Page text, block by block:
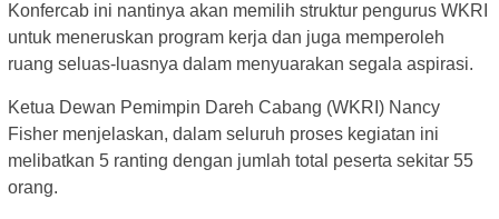
Konfercab ini nantinya akan memilih struktur pengurus WKRI
untuk meneruskan program kerja dan juga memperoleh
ruang seluas-luasnya dalam menyuarakan segala aspirasi.
Ketua Dewan Pemimpin Dareh Cabang (WKRI) Nancy
Fisher menjelaskan, dalam seluruh proses kegiatan ini
melibatkan 5 ranting dengan jumlah total peserta sekitar 55
orang.